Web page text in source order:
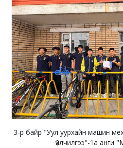
3-р байр "Уул уурхайн машин
үйлчилгээ"-1а анги